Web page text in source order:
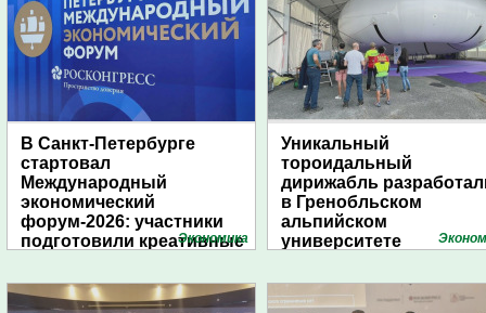
В Санкт-Петербурге
стартовал
Международный
экономический
форум-2026: участники
подготовили креативные
Экономика
Уникальный
тороидальный
дирижабль
в Гренобльском
альпийском
университете